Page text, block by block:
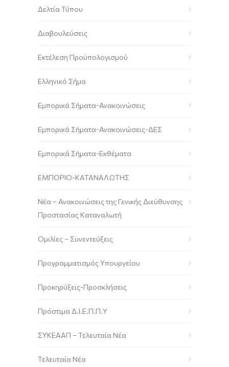
Δελτία Τύπου
Διαβουλεύσεις
Εκτέλεση Προϋπολογισμού
Ελληνικό Σήμα
Εμπορικά Σήματα-Ανακοινώσεις
Εμπορικά Σήματα-Ανακοινώσεις-ΔΕΣ
Εμπορικά Σήματα-Εκθέματα
ΕΜΠΟΡΙΟ-ΚΑΤΑΝΑΛΩΤΗΣ
Νέα – Ανακοινώσεις της Γενικής Διεύθυνσης
Προστασίας Καταναλωτή
Ομιλίες – Συνεντεύξεις
Προγραμματισμός Υπουργείου
Προκηρύξεις-Προσκλήσεις
Πρόστιμα Δ.Ι.Ε.Π.Π.Υ
ΣΥΚΕΑΑΠ – Τελευταία Νέα
Τελευταία Νέα